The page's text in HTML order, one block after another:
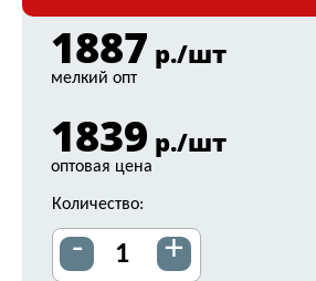
1887 р./шт
мелкий опт
1839 р./шт
оптовая цена
Количество:
- +